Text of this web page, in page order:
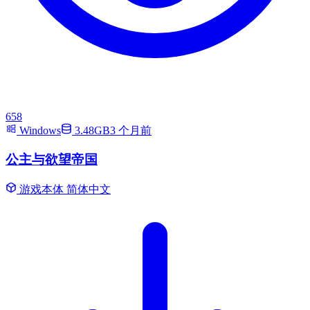
658
Windows
3.48GB3 个月前
公主与欲望帝国
游戏本体 简体中文